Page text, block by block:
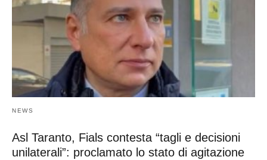
NEWS
Asl Taranto, Fials contesta “tagli e decisioni
unilaterali”: proclamato lo stato di agitazione